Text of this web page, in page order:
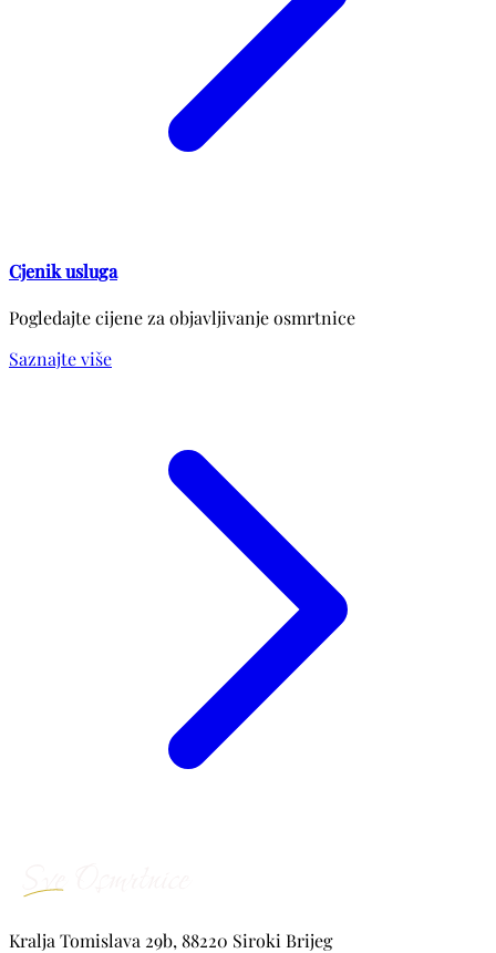
Cjenik usluga
Pogledajte cijene za objavljivanje osmrtnice
Saznajte više
Kralja Tomislava 29b, 88220 Siroki Brijeg